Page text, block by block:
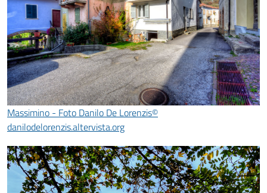
Massimino - Foto Danilo De Lorenzis©
danilodelorenzis.altervista.org